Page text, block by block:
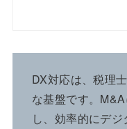
DX対応は、税理
な基盤です。
し、効率的にデ